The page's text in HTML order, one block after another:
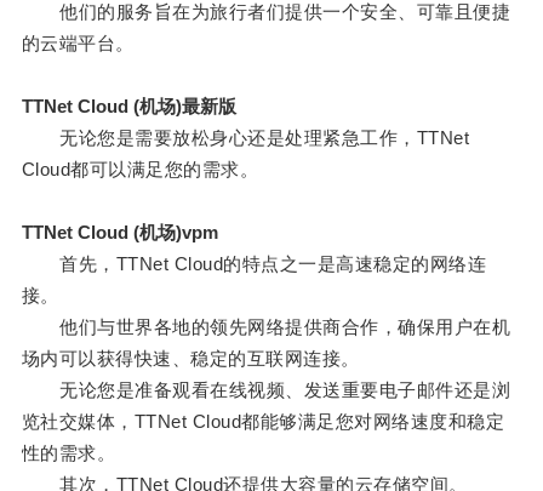
他们的服务旨在为旅行者们提供一个安全、可靠且便捷
的云端平台。
TTNet Cloud (机场)最新版
无论您是需要放松身心还是处理紧急工作，TTNet
Cloud都可以满足您的需求。
TTNet Cloud (机场)vpm
首先，TTNet Cloud的特点之一是高速稳定的网络连
接。
他们与世界各地的领先网络提供商合作，确保用户在机
场内可以获得快速、稳定的互联网连接。
无论您是准备观看在线视频、发送重要电子邮件还是浏
览社交媒体，TTNet Cloud都能够满足您对网络速度和稳定
性的需求。
其次，TTNet Cloud还提供大容量的云存储空间。